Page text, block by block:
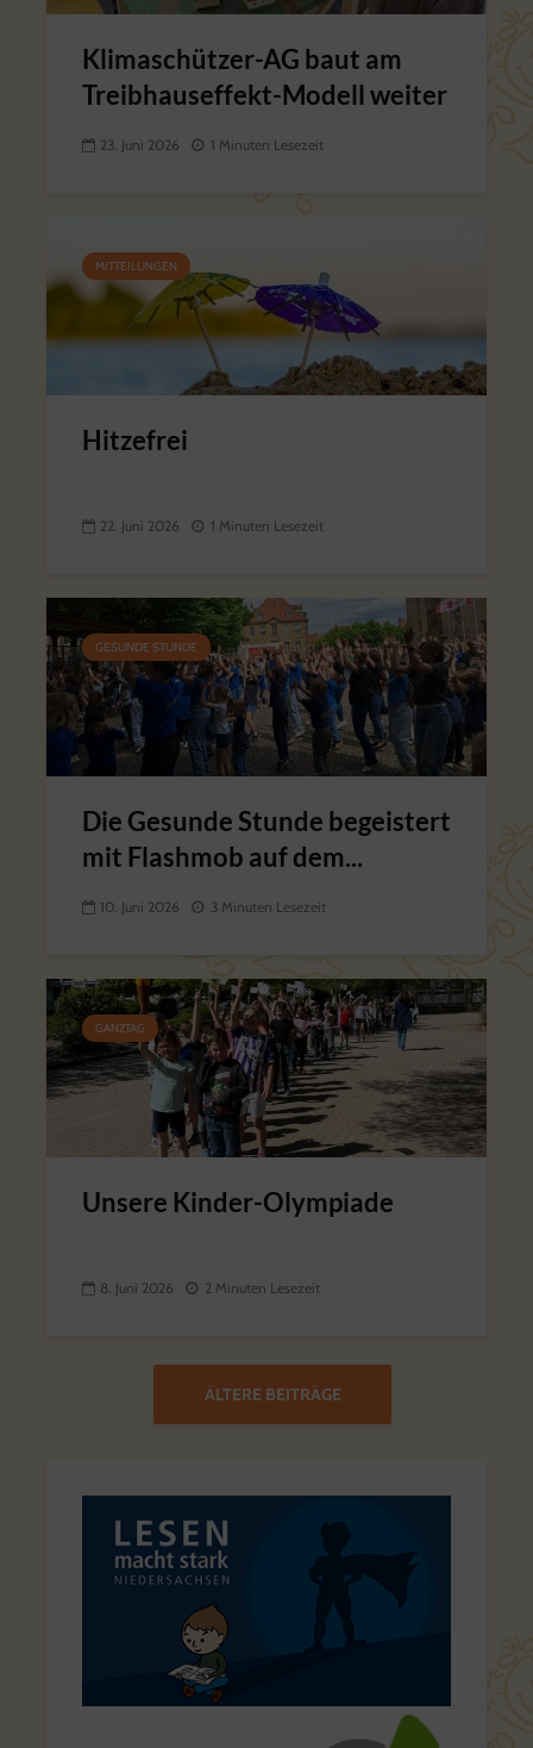
Klimaschützer-AG baut am
Treibhauseffekt-Modell weiter
23. Juni 2026 1 Minuten Lesezeit
MITTEILUNGEN
Hitzefrei
22. Juni 2026 1 Minuten Lesezeit
GESUNDE STUNDE
Die Gesunde Stunde begeistert
mit Flashmob auf dem...
10. Juni 2026 3 Minuten Lesezeit
GANZTAG
Unsere Kinder-Olympiade
8. Juni 2026 2 Minuten Lesezeit
ÄLTERE BEITRÄGE